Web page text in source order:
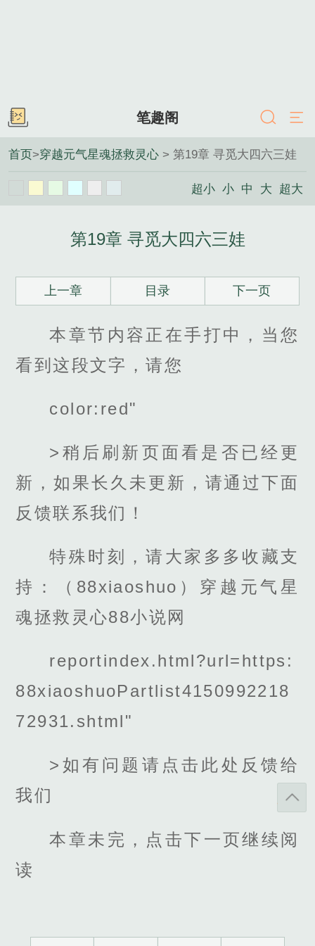
笔趣阁
首页>穿越元气星魂拯救灵心 > 第19章 寻觅大四六三娃
超小 小 中 大 超大
第19章 寻觅大四六三娃
上一章 目录 下一页
本章节内容正在手打中，当您
看到这段文字，请您
color:red"
>稍后刷新页面看是否已经更
新，如果长久未更新，请通过下面
反馈联系我们！
特殊时刻，请大家多多收藏支
持：（88xiaoshuo）穿越元气星
魂拯救灵心88小说网
reportindex.html?url=https:
88xiaoshuoPartlist4150992218
72931.shtml"
>如有问题请点击此处反馈给
我们
本章未完，点击下一页继续阅
读